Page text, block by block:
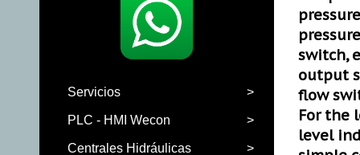
>
Servicios
>
PLC - HMI Wecon
>
Centrales Hidráulicas
switch,
output
flow
For the
level